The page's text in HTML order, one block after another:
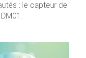
: le capteur de